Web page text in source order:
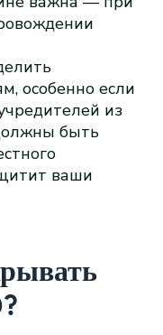
особенно если
из
быть
ваши